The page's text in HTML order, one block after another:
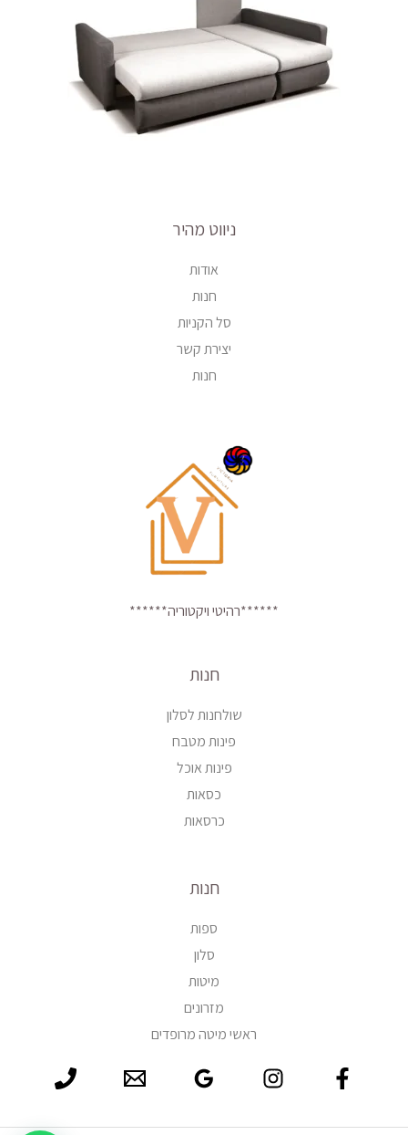
ניווט מהיר
אודות
חנות
סל הקניות
יצירת קשר
חנות
******רהיטי ויקטוריה******
חנות
שולחנות לסלון
פינות מטבח
פינות אוכל
כסאות
כרסאות
חנות
ספות
סלון
מיטות
מזרונים
ראשי מיטה מרופדים